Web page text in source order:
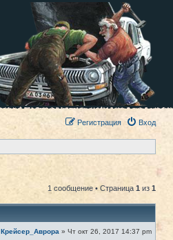
Вход
Регистрация
1 сообщение • Страница 1 из 1
#1
СКрейсер_Аврора » Чт окт 26, 2017 14:37 pm